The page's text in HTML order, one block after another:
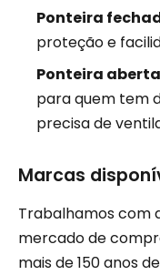
Ponteira
proteção e
Ponteira aberta
para quem tem
precisa de
Marcas
Trabalhamos com
mercado de
mais de 150 anos